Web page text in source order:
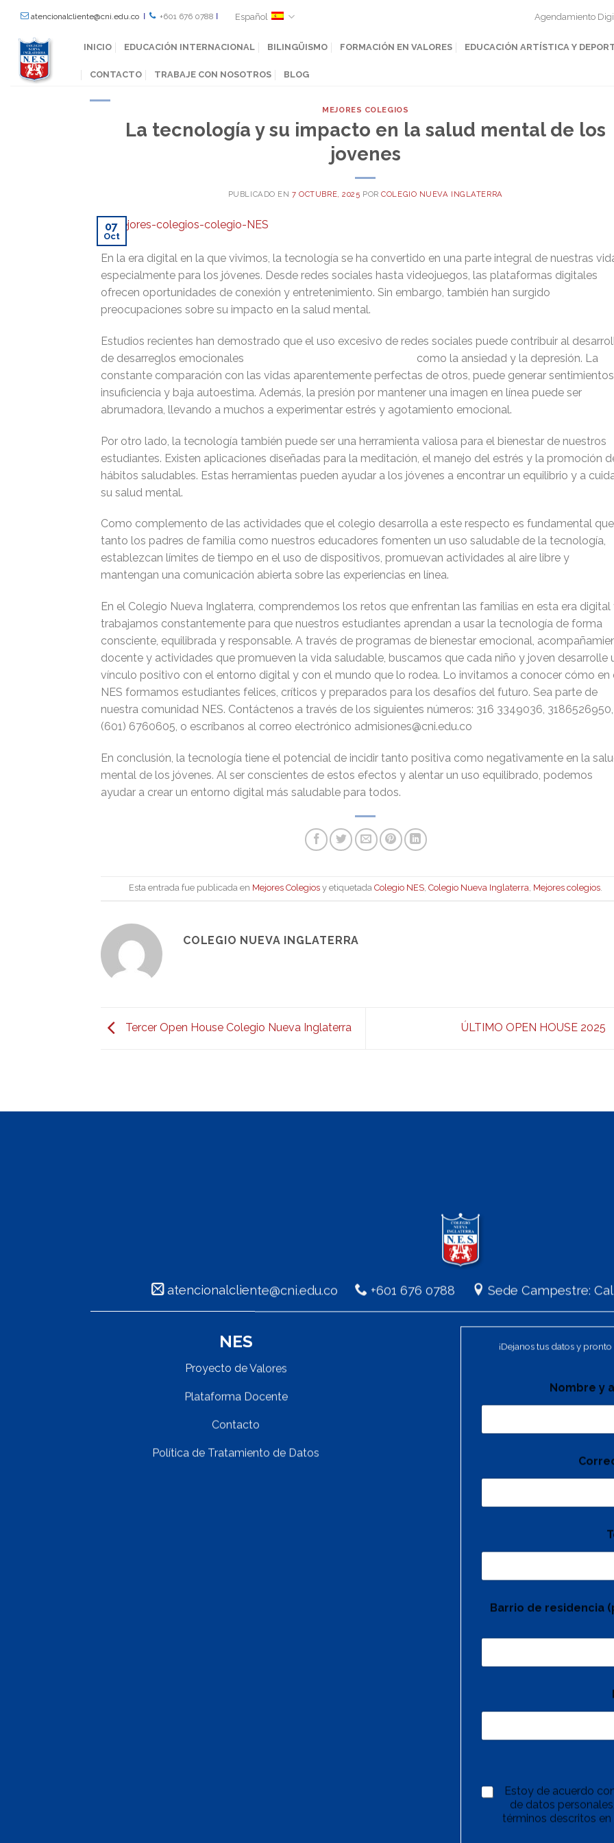
atencionalcliente@cni.edu.co +601 676 0788 Español Agendamiento
INICIO EDUCACIÓN INTERNACIONAL BILINGÜISMO FORMACIÓN EN VALORES EDUCACIÓN ARTÍSTICA Y
CONTACTO TRABAJE CON NOSOTROS BLOG
MEJORES COLEGIOS
La tecnología y su impacto en la salud mental de los
jovenes
PUBLICADO EN7 OCTUBRE, 2025 PORCOLEGIO NUEVA INGLATERRA
07
Oct
En la era digital en la que vivimos, la tecnología se ha convertido en una parte integral de nuestras
especialmente para los jóvenes. Desde redes sociales hasta videojuegos, las plataformas digitales
ofrecen oportunidades de conexión y entretenimiento. Sin embargo, también han surgido
preocupaciones sobre su impacto en la salud mental.
Estudios recientes han demostrado que el uso excesivo de redes sociales puede contribuir al
de desarreglos emocionales como la ansiedad y la depresión. La
constante comparación con las vidas aparentemente perfectas de otros, puede generar
insuficiencia y baja autoestima. Además, la presión por mantener una imagen en línea puede ser
abrumadora, llevando a muchos a experimentar estrés y agotamiento emocional.
Por otro lado, la tecnología también puede ser una herramienta valiosa para el bienestar de nuestros
estudiantes. Existen aplicaciones diseñadas para la meditación, el manejo del estrés y la promoción
hábitos saludables. Estas herramientas pueden ayudar a los jóvenes a encontrar un equilibrio y a
su salud mental.
Como complemento de las actividades que el colegio desarrolla a este respecto es fundamental
tanto los padres de familia como nuestros educadores fomenten un uso saludable de la tecnología,
establezcan límites de tiempo en el uso de dispositivos, promuevan actividades al aire libre y
mantengan una comunicación abierta sobre las experiencias en línea.
En el Colegio Nueva Inglaterra, comprendemos los retos que enfrentan las familias en esta era digital
trabajamos constantemente para que nuestros estudiantes aprendan a usar la tecnología de forma
consciente, equilibrada y responsable. A través de programas de bienestar emocional,
docente y actividades que promueven la vida saludable, buscamos que cada niño y joven desarrolle
vínculo positivo con el entorno digital y con el mundo que lo rodea. Lo invitamos a conocer cómo en
NES formamos estudiantes felices, críticos y preparados para los desafíos del futuro. Sea parte de
nuestra comunidad NES. Contáctenos a través de los siguientes números: 316 3349036, 3186526950,
(601) 6760605, o escríbanos al correo electrónico admisiones@cni.edu.co
En conclusión, la tecnología tiene el potencial de incidir tanto positiva como negativamente en la
mental de los jóvenes. Al ser conscientes de estos efectos y alentar un uso equilibrado, podemos
ayudar a crear un entorno digital más saludable para todos.
Esta entrada fue publicada en Mejores Colegiosy etiquetada Colegio NES, Colegio Nueva Inglaterra, Mejores colegios.
COLEGIO NUEVA INGLATERRA
Tercer Open House Colegio Nueva Inglaterra ÚLTIMO OPEN HOUSE 2025
atencionalcliente@cni.edu.co +601 676 0788 Sede Campestre:
NES
Proyecto de Valores
Plataforma Docente
Contacto
Política de Tratamiento de Datos
¡Dejanos tus datos y
Nombre y
Barrio de residencia
Estoy de acuerdo
de datos
términos descritos